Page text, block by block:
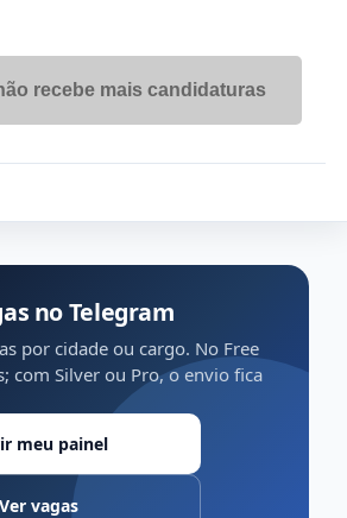
recebe mais candidaturas
no Telegram
por cidade ou cargo. No Free
com Silver ou Pro, o envio fica
meu painel
Ver vagas